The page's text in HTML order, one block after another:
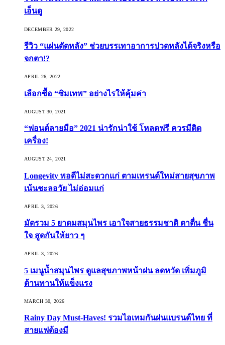
เอ็นดู
DECEMBER 29, 2022
รีวิว “แผ่นดัดหลัง” ช่วยบรรเทาอาการปวดหลังได้จริงหรือ
จกตา!?
APRIL 26, 2022
เลือกซื้อ “ซิมเทพ” อย่างไรให้คุ้มค่า
AUGUST 30, 2021
“ฟอนต์ลายมือ” 2021 น่ารักน่าใช้ โหลดฟรี ควรมีติด
เครื่อง!
AUGUST 24, 2021
Longevity พอดีไม่สะดวกแก่ ตามเทรนด์ใหม่สายสุขภาพ
เน้นชะลอวัย ไม่อ่อมแก่
APRIL 3, 2026
มัดรวม 5 ยาดมสมุนไพร เอาใจสายธรรมชาติ ตาตื่น ชื่น
ใจ สูดกันให้ยาว ๆ
APRIL 3, 2026
5 เมนูน้ำสมุนไพร ดูแลสุขภาพหน้าฝน ลดหวัด เพิ่มภูมิ
ต้านทานให้แข็งแรง
MARCH 30, 2026
Rainy Day Must-Haves! รวมไอเทมกันฝนแบรนด์ไทย ที่
สายแฟต้องมี